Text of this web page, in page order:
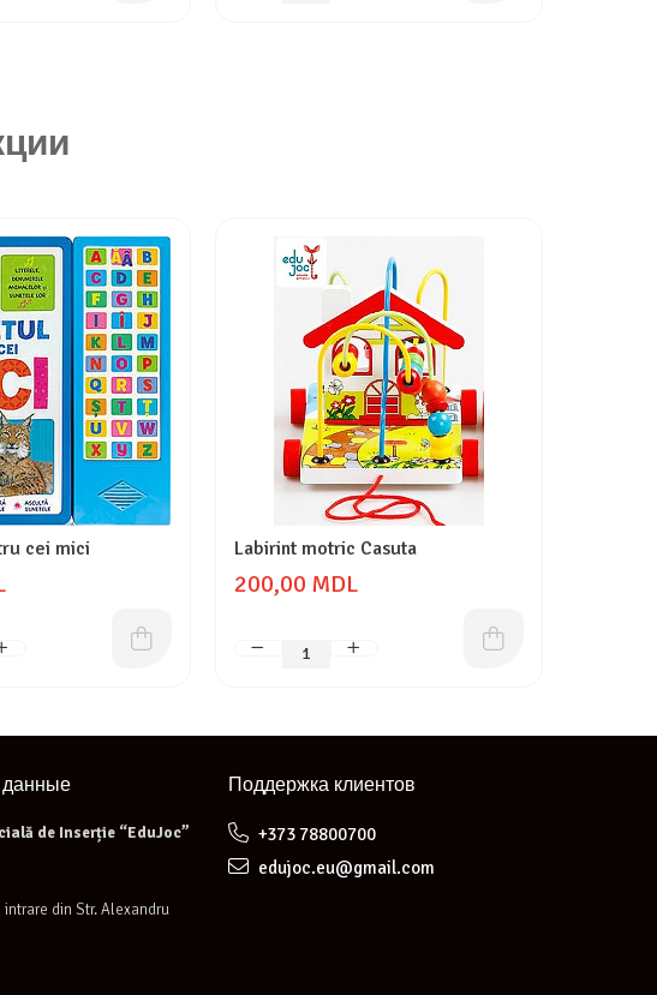
cei mici Labirint motric Casuta
200,00 MDL
данные
de Inserție “EduJoc”
intrare din Str. Alexandru
Поддержка клиентов
+373 78800700
edujoc.eu@gmail.com